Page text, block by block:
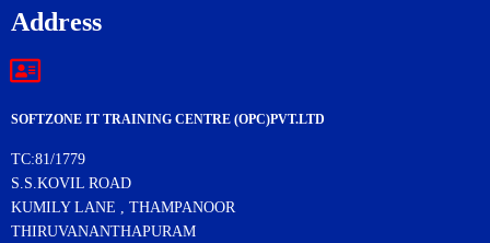
Address
SOFTZONE IT TRAINING CENTRE (OPC)PVT.LTD
TC:81/1779
S.S.KOVIL ROAD
KUMILY LANE , THAMPANOOR
THIRUVANANTHAPURAM